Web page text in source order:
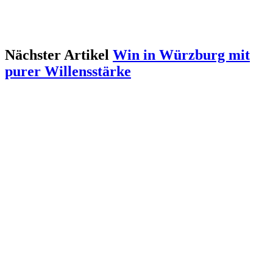
Nächster Artikel Win in Würzburg mit
purer Willensstärke